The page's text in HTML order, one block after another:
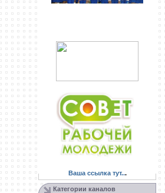
Ваша ссылка тут...
Категории каналов